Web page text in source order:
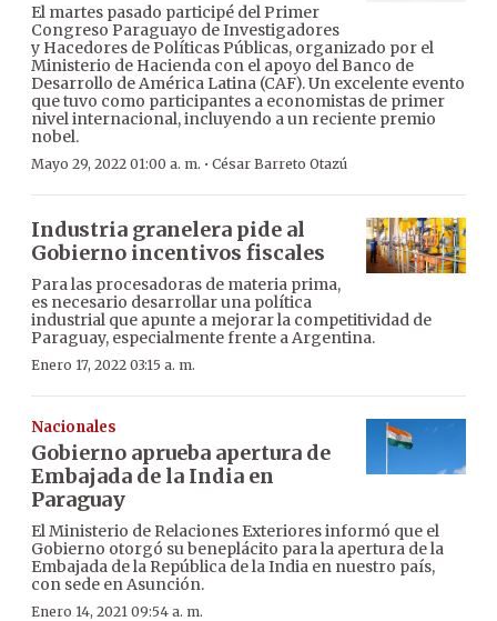
El martes pasado participé del Primer
Congreso Paraguayo de Investigadores
y Hacedores de Políticas Públicas, organizado por el
Ministerio de Hacienda con el apoyo del Banco de
Desarrollo de América Latina (CAF). Un excelente evento
que tuvo como participantes a economistas de primer
nivel internacional, incluyendo a un reciente premio
nobel.
Mayo 29, 2022 01:00 a. m. · César Barreto Otazú
Industria granelera pide al
Gobierno incentivos fiscales
Para las procesadoras de materia prima,
es necesario desarrollar una política
industrial que apunte a mejorar la competitividad de
Paraguay, especialmente frente a Argentina.
Enero 17, 2022 03:15 a. m.
Nacionales
Gobierno aprueba apertura de
Embajada de la India en
Paraguay
El Ministerio de Relaciones Exteriores informó que el
Gobierno otorgó su beneplácito para la apertura de la
Embajada de la República de la India en nuestro país,
con sede en Asunción.
Enero 14, 2021 09:54 a. m.